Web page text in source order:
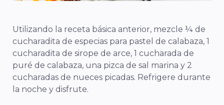
Utilizando la receta básica anterior, mezcle ¼ de
cucharadita de especias para pastel de calabaza, 1
cucharadita de sirope de arce, 1 cucharada de
puré de calabaza, una pizca de sal marina y 2
cucharadas de nueces picadas. Refrigere durante
la noche y disfrute.